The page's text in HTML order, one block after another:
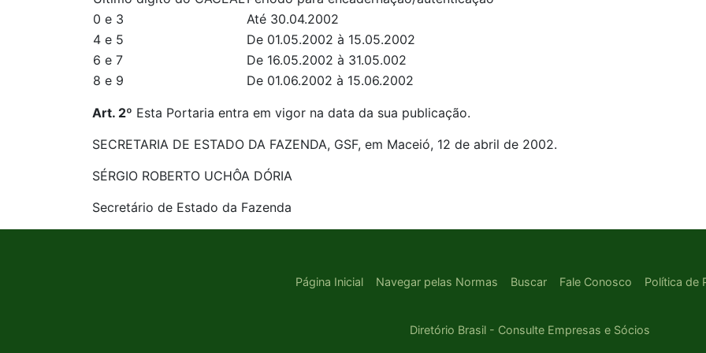
0 e 3
Até 30.04.2002
4 e 5
De 01.05.2002 à 15.05.2002
6 e 7
De 16.05.2002 à 31.05.002
8 e 9
De 01.06.2002 à 15.06.2002
Art. 2º Esta Portaria entra em vigor na data da sua publicação.
SECRETARIA DE ESTADO DA FAZENDA, GSF, em Maceió, 12 de abril de 2002.
SÉRGIO ROBERTO UCHÔA DÓRIA
Secretário de Estado da Fazenda
Página Inicial Navegar pelas Normas Buscar Fale Conosco Política de
Diretório Brasil - Consulte Empresas e Sócios